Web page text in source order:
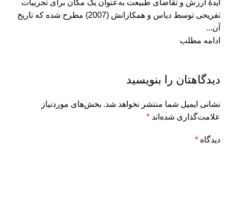
ایدۀ ارزش و تقاضای طبیعت به‌عنوان یک مکان برای تجربیات
تفریحی توسط دیاس و همکارانش (2007) مطرح شده که تاریخ
آن...
ادامه مطلب
دیدگاهتان را بنویسید
نشانی ایمیل شما منتشر نخواهد شد. بخش‌های موردنیاز
علامت‌گذاری شده‌اند *
دیدگاه *